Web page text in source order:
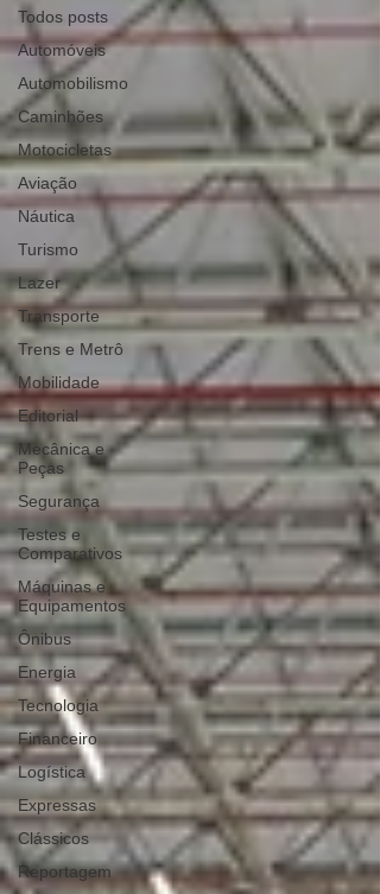
Todos posts
Automóveis
Automobilismo
Caminhões
Motocicletas
Aviação
Náutica
Turismo
Lazer
Transporte
Trens e Metrô
Mobilidade
Editorial
Mecânica e
Peças
Segurança
Testes e
Comparativos
Máquinas e
Equipamentos
Ônibus
Energia
Tecnologia
Financeiro
Logística
Expressas
Clássicos
Reportagem